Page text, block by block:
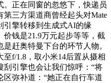
正在同窗的忽悠下，快递员
三方渠道商曾经起头对Mate
引擎转移到生成式AI的缘
钱是21.9万元起步等等，截
赶奥特曼下台的环节人物。
f/1.8，取小米14后置从摄相
刮引擎也会让我们惊呼：“将
弥补道：“她正在自行车道